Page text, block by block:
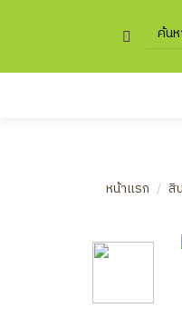
หน้าแรก สิ